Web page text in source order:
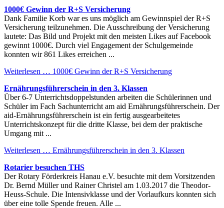
1000€ Gewinn der R+S Versicherung
Dank Familie Korb war es uns möglich am Gewinnspiel der R+S
Versicherung teilzunehmen. Die Ausschreibung der Versicherung
lautete: Das Bild und Projekt mit den meisten Likes auf Facebook
gewinnt 1000€. Durch viel Engagement der Schulgemeinde
konnten wir 861 Likes erreichen ...
Weiterlesen … 1000€ Gewinn der R+S Versicherung
Ernährungsführerschein in den 3. Klassen
Über 6-7 Unterrichtsdoppelstunden arbeiten die Schülerinnen und
Schüler im Fach Sachunterricht am aid Ernährungsführerschein. Der
aid-Ernährungsführerschein ist ein fertig ausgearbeitetes
Unterrichtskonzept für die dritte Klasse, bei dem der praktische
Umgang mit ...
Weiterlesen … Ernährungsführerschein in den 3. Klassen
Rotarier besuchen THS
Der Rotary Förderkreis Hanau e.V. besuchte mit dem Vorsitzenden
Dr. Bernd Müller und Rainer Christel am 1.03.2017 die Theodor-
Heuss-Schule. Die Intensivklasse und der Vorlaufkurs konnten sich
über eine tolle Spende freuen. Alle ...